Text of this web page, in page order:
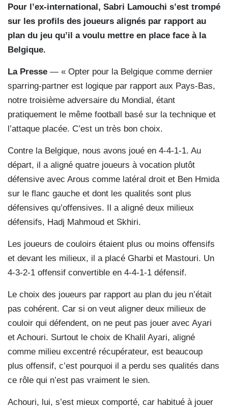
Pour l’ex-international, Sabri Lamouchi s’est trompé
sur les profils des joueurs alignés par rapport au
plan du jeu qu’il a voulu mettre en place face à la
Belgique.
La Presse — « Opter pour la Belgique comme dernier
sparring-partner est logique par rapport aux Pays-Bas,
notre troisième adversaire du Mondial, étant
pratiquement le même football basé sur la technique et
l’attaque placée. C’est un très bon choix.
Contre la Belgique, nous avons joué en 4-4-1-1. Au
départ, il a aligné quatre joueurs à vocation plutôt
défensive avec Arous comme latéral droit et Ben Hmida
sur le flanc gauche et dont les qualités sont plus
défensives qu’offensives. Il a aligné deux milieux
défensifs, Hadj Mahmoud et Skhiri.
Les joueurs de couloirs étaient plus ou moins offensifs
et devant les milieux, il a placé Gharbi et Mastouri. Un
4-3-2-1 offensif convertible en 4-4-1-1 défensif.
Le choix des joueurs par rapport au plan du jeu n’était
pas cohérent. Car si on veut aligner deux milieux de
couloir qui défendent, on ne peut pas jouer avec Ayari
et Achouri. Surtout le choix de Khalil Ayari, aligné
comme milieu excentré récupérateur, est beaucoup
plus offensif, c’est pourquoi il a perdu ses qualités dans
ce rôle qui n’est pas vraiment le sien.
Achouri, lui, s’est mieux comporté, car habitué à jouer